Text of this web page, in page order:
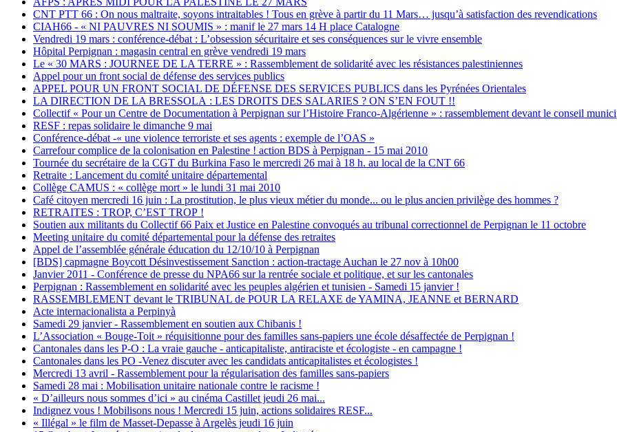
CNT PTT 66 : On nous maltraite, soyons intraitables ! Tous en grève à partir du 11 Mars… jusqu’à satisfaction des revendications
CIAH66 - « NI PAUVRES NI SOUMIS » : manif le 27 mars 14 H place Catalogne
Vendredi 19 mars : conférence-débat : L’obsession sécuritaire et ses conséquences sur le vivre ensemble
Hôpital Perpignan : magasin central en grève vendredi 19 mars
Le « 30 MARS : JOURNEE DE LA TERRE » : Rassemblement de solidarité avec les résistances palestiniennes
Appel pour un front social de défense des services publics
APPEL POUR UN FRONT SOCIAL DE DÉFENSE DES SERVICES PUBLICS dans les Pyrénées Orientales
LA DIRECTION DE LA BRESSOLA : LES DROITS DES SALARIES ? ON S’EN FOUT !!
Collectif « Pour un Centre de Documentation à Perpignan sur l’Histoire Franco-Algérienne » : rassemblement devant le conseil
RESF : repas solidaire le dimanche 9 mai
Conférence-débat -« une violence terroriste et ses agents : exemple de l’OAS »
Carrefour complice de la colonisation en Palestine ! action BDS à Perpignan - 15 mai 2010
Tournée du secrétaire de la CGT du Burkina Faso le mercredi 26 mai à 18 h. au local de la CNT 66
Retraite : Lancement du comité unitaire départemental
Collège CAMUS : « collège mort » le lundi 31 mai 2010
Café citoyen mercredi 16 juin : La prostitution, le plus vieux métier du monde... ou le plus ancien privilège des hommes ?
RETRAITES : TROP, C’EST TROP !
Soutien aux militants du Collectif 66 Paix et Justice en Palestine convoqués au tribunal correctionnel de Perpignan le 11 octobre
Meeting unitaire du comité départemental pour la défense des retraites
Appel de l’assemblée générale éducation du 12/10/10 à Perpignan
[BDS] capmagne Boycott Désinvestissement Sanction : action-tractage Auchan le 27 nov à 10h00
Janvier 2011 - Conférence de presse du NPA66 sur la rentrée sociale et politique, et sur les cantonales
Perpignan : Rassemblement en solidarité avec les peuples algérien et tunisien - Samedi 15 janvier !
RASSEMBLEMENT devant le TRIBUNAL de POUR LA RELAXE de YAMINA, JEANNE et BERNARD
Acte internacionalista a Perpinyà
Samedi 29 janvier - Rassemblement en soutien aux Chibanis !
L’Association « Bouge-Toit » réquisitionne pour des familles sans-papiers une école désaffectée de Perpignan !
Cantonales dans les P-O : La vraie gauche - anticapitaliste, antiraciste et écologiste - en campagne !
Cantonales dans les PO -Venez discuter avec les candidats anticapitalistes et écologistes !
Mercredi 13 avril - Rassemblement pour la régularisation des familles sans-papiers
Samedi 28 mai : Mobilisation unitaire nationale contre le racisme !
« D’ailleurs nous sommes d’ici » au cinéma Castillet jeudi 26 mai...
Indignez vous ! Mobilisons nous ! Mercredi 15 juin, actions solidaires RESF...
« Illégal » le film de Masset-Depasse à Argelès jeudi 16 juin